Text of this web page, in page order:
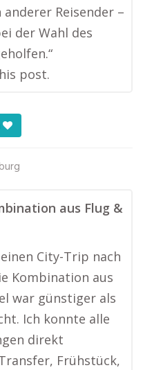
Reisender –
der Wahl des
post.
aus Flug &
City-Trip nach
Kombination aus
war günstiger als
Ich konnte alle
direkt
Frühstück,